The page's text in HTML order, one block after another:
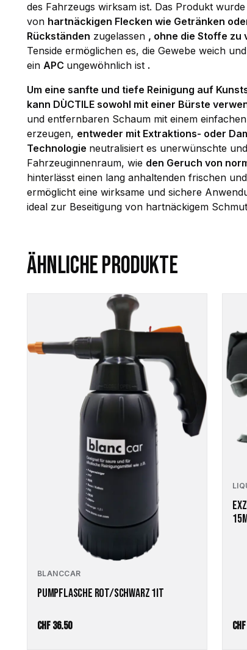
des Fahrzeugs wirksam ist. Das Produkt
von hartnäckigen Flecken wie Getränken
Rückständen zugelassen , ohne die Stoffe zu
Tenside ermöglichen es, die Gewebe weich
ein APC ungewöhnlich ist .
Um eine sanfte und tiefe Reinigung auf
kann DÙCTILE sowohl mit einer Bürste
und entfernbaren Schaum mit einem
erzeugen, entweder mit Extraktions- oder
Technologie neutralisiert es unerwünschte
Fahrzeuginnenraum, wie den Geruch von
hinterlässt einen lang anhaltenden frischen
ermöglicht eine wirksame und sichere
ideal zur Beseitigung von hartnäckigem
ÄHNLICHE PRODUKTE
BLANCCAR
PUMPFLASCHE ROT/SCHWARZ 1IT
CHF36.50 CHF